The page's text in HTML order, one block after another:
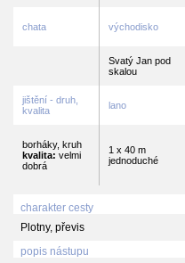
chata východisko
Svatý Jan pod
skalou
jištění - druh,
kvalita
lano
borháky, kruh
kvalita: velmi
dobrá
1 x 40 m
jednoduché
charakter cesty
Plotny, převis
popis nástupu